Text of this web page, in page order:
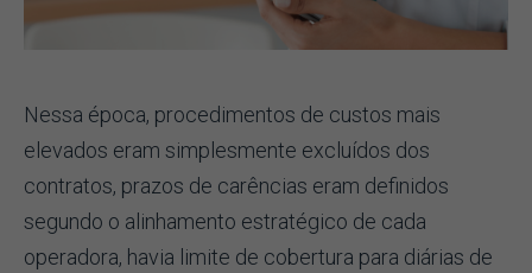
Nessa época, procedimentos de custos mais
elevados eram simplesmente excluídos dos
contratos, prazos de carências eram definidos
segundo o alinhamento estratégico de cada
operadora, havia limite de cobertura para diárias de